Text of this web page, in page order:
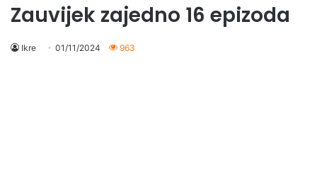
Zauvijek zajedno 16 epizoda
Ikre 01/11/2024 963